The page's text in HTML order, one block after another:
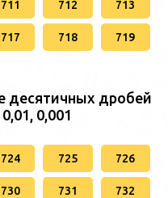
711 712 713
717 718 719
десятичных дробей
0,001
724 725 726
730 731 732